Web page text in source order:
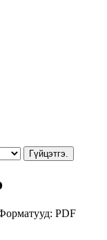
Гүйцэтгэ.
PDF